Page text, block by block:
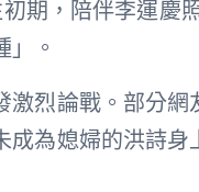
期，陪伴李運慶
」。
烈論戰。部分網
為媳婦的洪詩身